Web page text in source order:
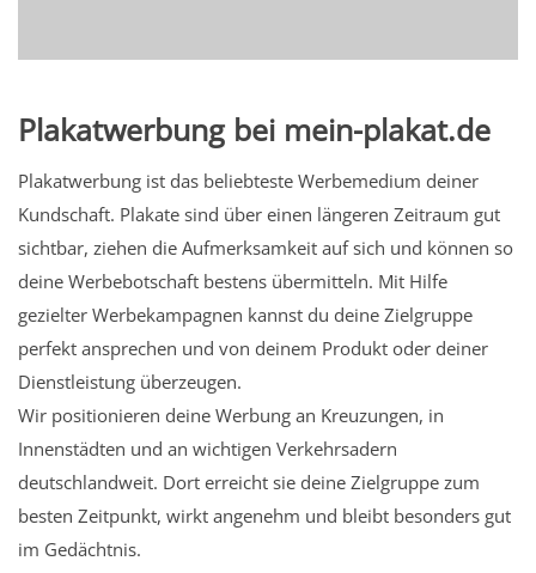
Plakatwerbung bei mein-plakat.de
Plakatwerbung ist das beliebteste Werbemedium deiner
Kundschaft. Plakate sind über einen längeren Zeitraum gut
sichtbar, ziehen die Aufmerksamkeit auf sich und können so
deine Werbebotschaft bestens übermitteln. Mit Hilfe
gezielter Werbekampagnen kannst du deine Zielgruppe
perfekt ansprechen und von deinem Produkt oder deiner
Dienstleistung überzeugen.
Wir positionieren deine Werbung an Kreuzungen, in
Innenstädten und an wichtigen Verkehrsadern
deutschlandweit. Dort erreicht sie deine Zielgruppe zum
besten Zeitpunkt, wirkt angenehm und bleibt besonders gut
im Gedächtnis.